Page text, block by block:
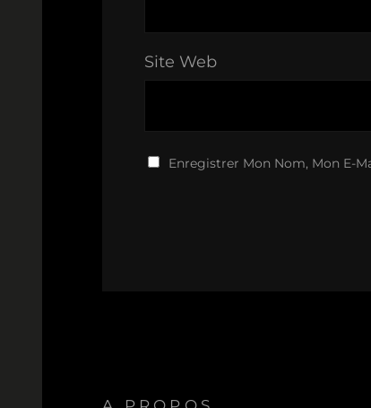
Site Web
Enregistrer Mon Nom, Mon E-